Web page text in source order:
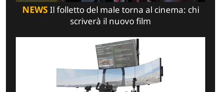
NEWSIl folletto del male torna al cinema: chi
scriverà il nuovo film